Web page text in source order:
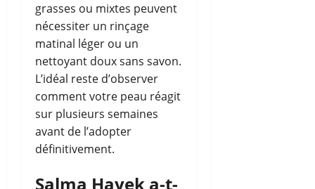
grasses ou mixtes peuvent
nécessiter un rinçage
matinal léger ou un
nettoyant doux sans savon.
L’idéal reste d’observer
comment votre peau réagit
sur plusieurs semaines
avant de l’adopter
définitivement.
Salma Hayek a-t-